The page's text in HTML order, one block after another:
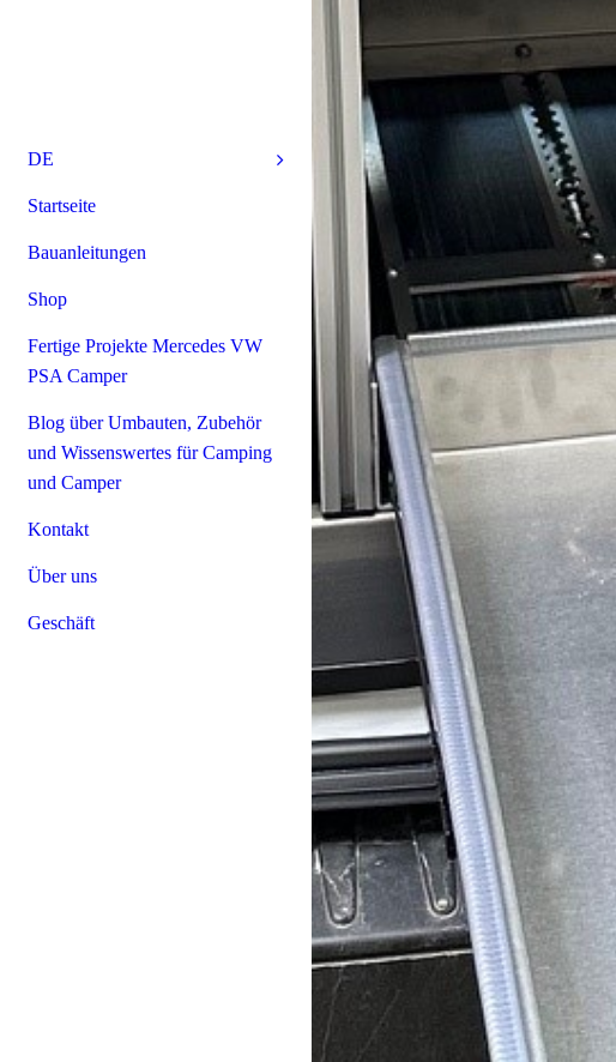
DE
Startseite
Bauanleitungen
Shop
Fertige Projekte Mercedes VW
PSA Camper
Blog über Umbauten, Zubehör
und Wissenswertes für Camping
und Camper
Kontakt
Über uns
Geschäft